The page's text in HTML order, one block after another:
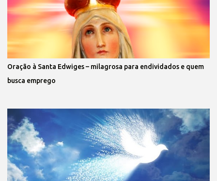
Oração à Santa Edwiges – milagrosa para endividados e quem
busca emprego